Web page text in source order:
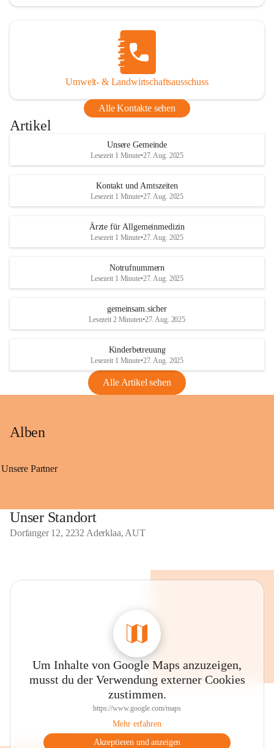
Umwelt- & Landwirtschaftsausschuss
Alle Kontakte sehen
Artikel
Unsere Gemeinde
Lesezeit 1 Minute•27. Aug. 2025
Kontakt und Amtszeiten
Lesezeit 1 Minute•27. Aug. 2025
Ärzte für Allgemeinmedizin
Lesezeit 1 Minute•27. Aug. 2025
Notrufnummern
Lesezeit 1 Minute•27. Aug. 2025
gemeinsam.sicher
Lesezeit 2 Minuten•27. Aug. 2025
Kinderbetreuung
Lesezeit 1 Minute•27. Aug. 2025
Alle Artikel sehen
Alben
Unsere Partner
Unser Standort
Dorfanger 12, 2232 Aderklaa, AUT
Um Inhalte von Google Maps anzuzeigen,
musst du der Verwendung externer Cookies
zustimmen.
https://www.google.com/maps
Mehr erfahren
Akzeptieren und anzeigen